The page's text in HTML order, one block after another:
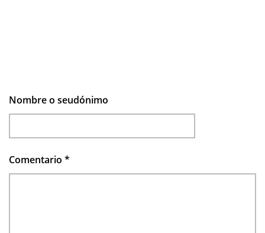
Nombre o seudónimo
Comentario *